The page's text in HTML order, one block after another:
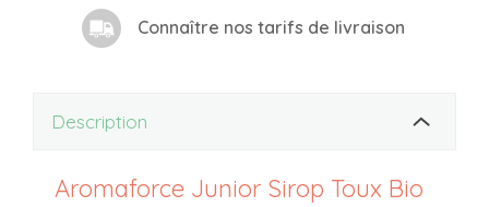
Connaître nos tarifs de livraison
Description
Aromaforce Junior Sirop Toux Bio